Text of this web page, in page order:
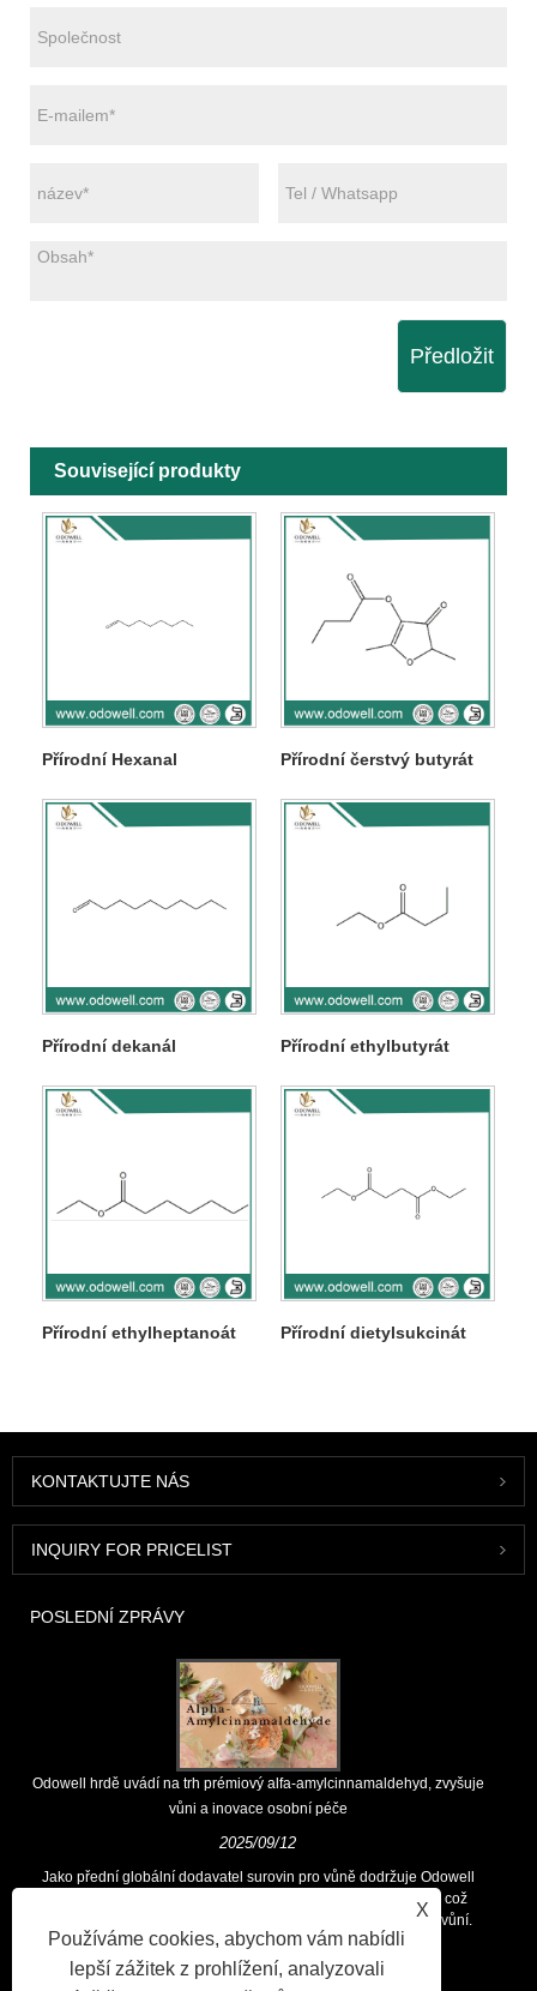
Předložit
Související produkty
Přírodní Hexanal Přírodní čerstvý butyrát
Přírodní dekanál Přírodní ethylbutyrát
Přírodní ethylheptanoát Přírodní dietylsukcinát
KONTAKTUJTE NÁS
INQUIRY FOR PRICELIST
POSLEDNÍ ZPRÁVY
Odowell hrdě uvádí na trh prémiový alfa-amylcinnamaldehyd, zvyšuje
vůni a inovace osobní péče
2025/09/12
Jako přední globální dodavatel surovin pro vůně dodržuje Odowell
hlavní filozofii „zaměřených na inovace zaměřené na kvalitu, což
zákazníkům po celém světě trvale poskytuje vynikající řešení vůní.
X
Používáme cookies, abychom vám nabídli
lepší zážitek z prohlížení, analyzovali